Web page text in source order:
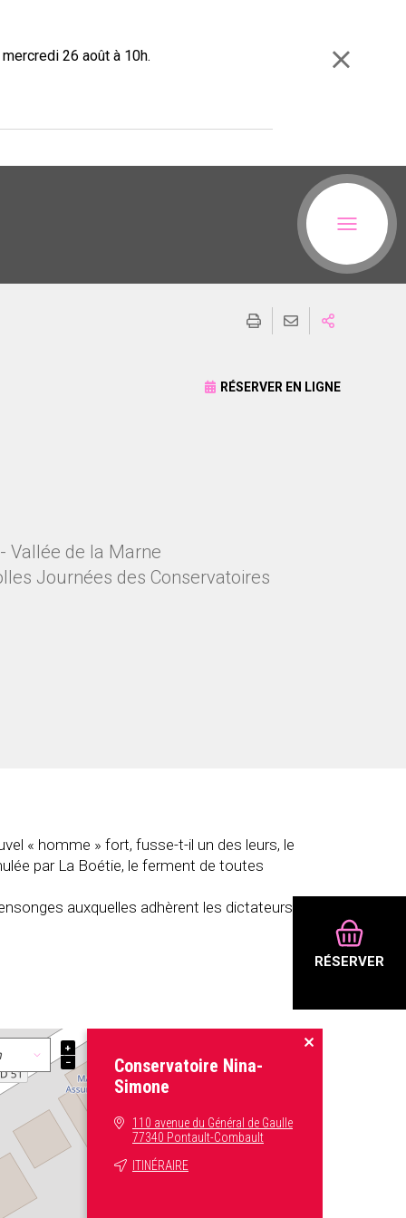
26 août à 10h.
RÉSERVER
RÉSERVER EN LIGNE
Vallée de la Marne
Journées des Conservatoires
« homme » fort, fusse-t-il un des leurs, le
par La Boétie, le ferment de toutes
auxquelles adhèrent les dictateurs et
+
−
Conservatoire Nina-
Simone
110 avenue du Général de Gaulle
77340 Pontault-Combault
ITINÉRAIRE